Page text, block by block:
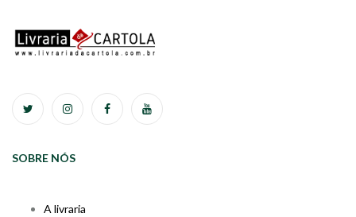
SOBRE NÓS
A livraria